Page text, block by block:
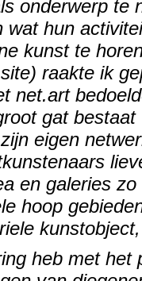
onderwerp te
wat hun
kunst te
raakte ik
net.art
gat
eigen
en galeries
hoop
heb met